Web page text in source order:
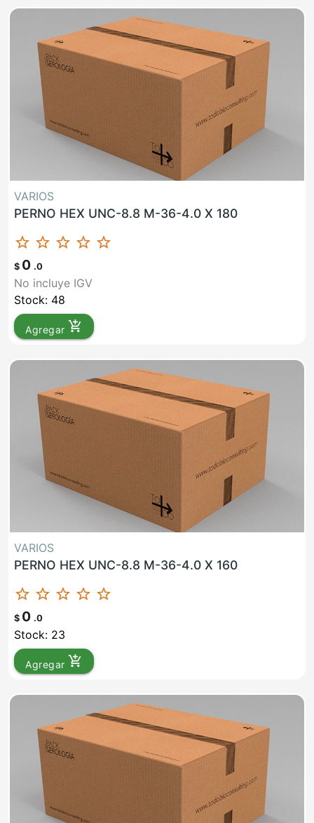
VARIOS
PERNO HEX UNC-8.8 M-36-4.0 X 180
star_border star_border star_border star_border star_border
$ 0 .0
No incluye IGV
Stock: 48
Agregar add_shopping_cart
VARIOS
PERNO HEX UNC-8.8 M-36-4.0 X 160
star_border star_border star_border star_border star_border
$ 0 .0
Stock: 23
Agregar add_shopping_cart